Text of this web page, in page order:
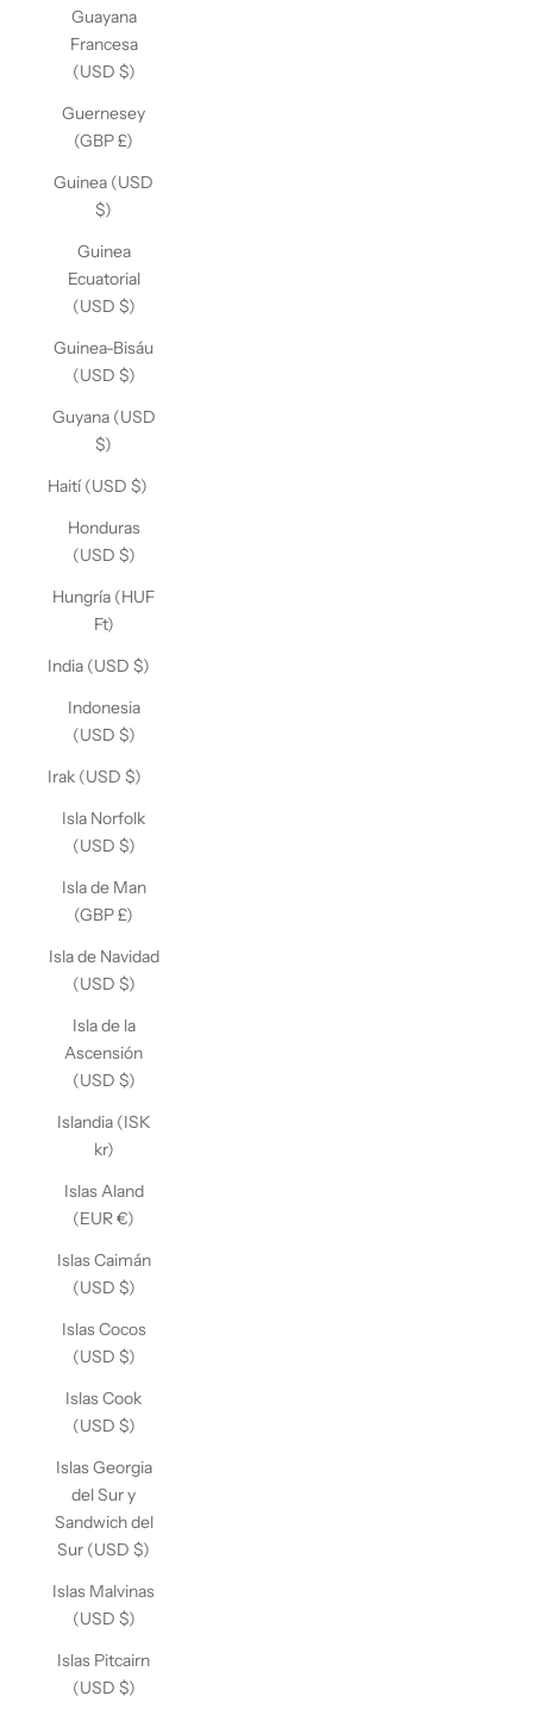
Guayana
Francesa
(USD $)
Guernesey
(GBP £)
Guinea (USD
$)
Guinea
Ecuatorial
(USD $)
Guinea-Bisáu
(USD $)
Guyana (USD
$)
Haití (USD $)
Honduras
(USD $)
Hungría (HUF
Ft)
India (USD $)
Indonesia
(USD $)
Irak (USD $)
Isla Norfolk
(USD $)
Isla de Man
(GBP £)
Isla de Navidad
(USD $)
Isla de la
Ascensión
(USD $)
Islandia (ISK
kr)
Islas Aland
(EUR €)
Islas Caimán
(USD $)
Islas Cocos
(USD $)
Islas Cook
(USD $)
Islas Georgia
del Sur y
Sandwich del
Sur (USD $)
Islas Malvinas
(USD $)
Islas Pitcairn
(USD $)